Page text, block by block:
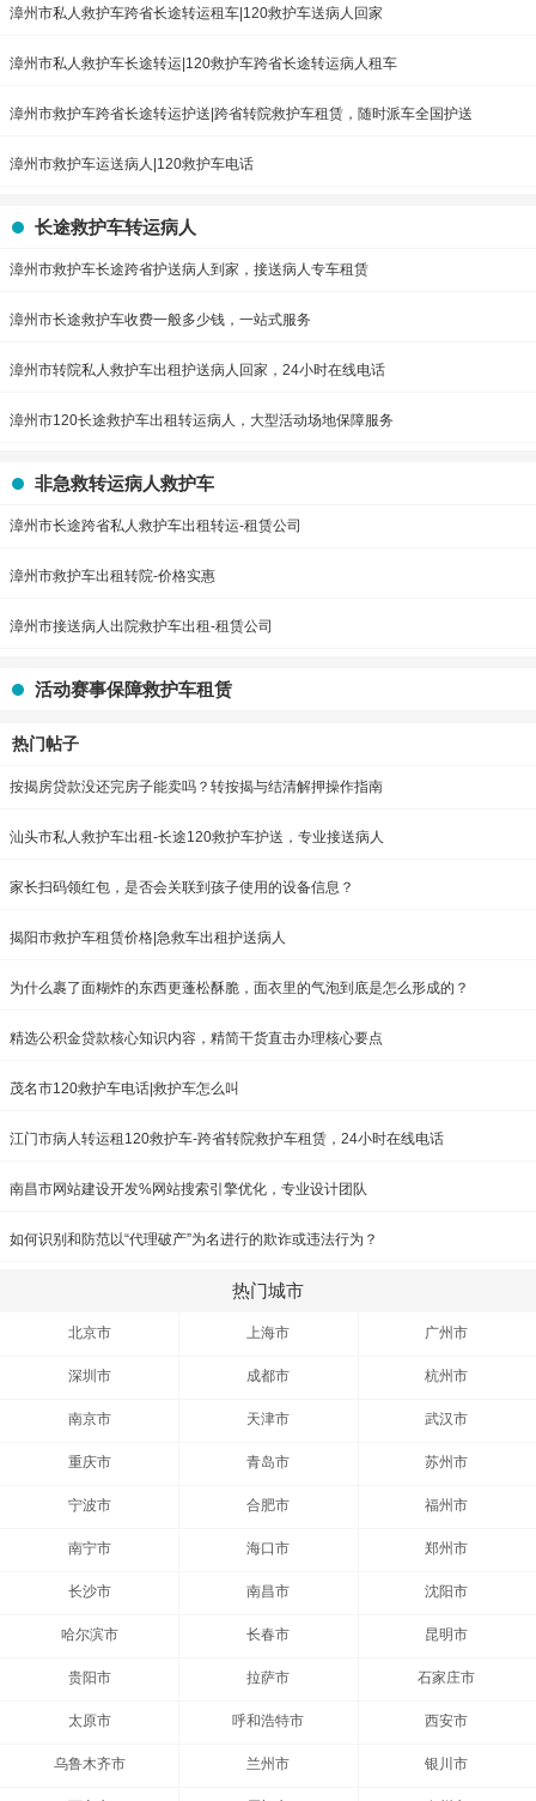
漳州市私人救护车跨省长途转运租车|120救护车送病人回家
漳州市私人救护车长途转运|120救护车跨省长途转运病人租车
漳州市救护车跨省长途转运护送|跨省转院救护车租赁，随时派车全国护送
漳州市救护车运送病人|120救护车电话
长途救护车转运病人
漳州市救护车长途跨省护送病人到家，接送病人专车租赁
漳州市长途救护车收费一般多少钱，一站式服务
漳州市转院私人救护车出租护送病人回家，24小时在线电话
漳州市120长途救护车出租转运病人，大型活动场地保障服务
非急救转运病人救护车
漳州市长途跨省私人救护车出租转运-租赁公司
漳州市救护车出租转院-价格实惠
漳州市接送病人出院救护车出租-租赁公司
活动赛事保障救护车租赁
热门帖子
按揭房贷款没还完房子能卖吗？转按揭与结清解押操作指南
汕头市私人救护车出租-长途120救护车护送，专业接送病人
家长扫码领红包，是否会关联到孩子使用的设备信息？
揭阳市救护车租赁价格|急救车出租护送病人
为什么裹了面糊炸的东西更蓬松酥脆，面衣里的气泡到底是怎么形成的？
精选公积金贷款核心知识内容，精简干货直击办理核心要点
茂名市120救护车电话|救护车怎么叫
江门市病人转运租120救护车-跨省转院救护车租赁，24小时在线电话
南昌市网站建设开发%网站搜索引擎优化，专业设计团队
如何识别和防范以“代理破产”为名进行的欺诈或违法行为？
热门城市
北京市 上海市 广州市
深圳市 成都市 杭州市
南京市 天津市 武汉市
重庆市 青岛市 苏州市
宁波市 合肥市 福州市
南宁市 海口市 郑州市
长沙市 南昌市 沈阳市
哈尔滨市 长春市 昆明市
贵阳市 拉萨市 石家庄市
太原市 呼和浩特市 西安市
乌鲁木齐市 兰州市 银川市